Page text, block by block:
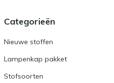
Categorieën
Nieuwe stoffen
Lampenkap pakket
Stofsoorten